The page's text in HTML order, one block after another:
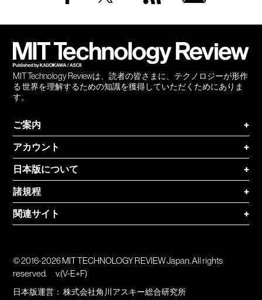
MIT Technology Reviewは、読者の皆さまに、テクノロジーが形作
る 世界を理解するための知識を獲得していただくためにありま
す。
ご案内
+
アカウント
+
日本版について
+
諸規程
+
関連サイト
+
© 2016-2026 MIT TECHNOLOGY REVIEW Japan. All rights
reserved.
v.(V-E+F)
日本版運営：株式会社角川アスキー総合研究所